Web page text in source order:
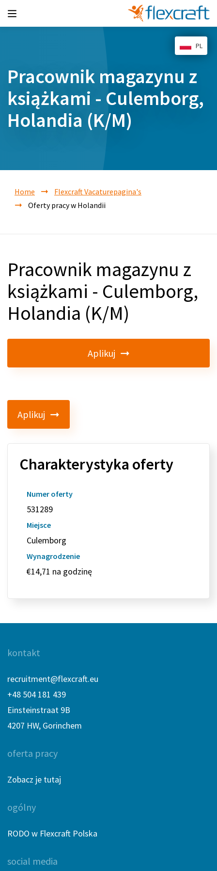
Pracownik magazynu z
książkami - Culemborg,
Holandia (K/M)
Home
Flexcraft Vacaturepagina's
Oferty pracy w Holandii
Pracownik magazynu z
książkami - Culemborg,
Holandia (K/M)
Aplikuj
Aplikuj
Charakterystyka oferty
Numer oferty
531289
Miejsce
Culemborg
Wynagrodzenie
€14,71 na godzinę
kontakt
recruitment@flexcraft.eu
+48 504 181 439
Einsteinstraat 9B
4207 HW, Gorinchem
oferta pracy
Zobacz je tutaj
ogólny
RODO w Flexcraft Polska
social media
PL